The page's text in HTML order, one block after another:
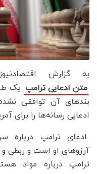
به گزارش
متن ادعایی ترامپ یک
ادعایی رسانه‌ها را برای
ادعای ترامپ
آرزوهای او است و ربطی و
ترامپ درباره مواد